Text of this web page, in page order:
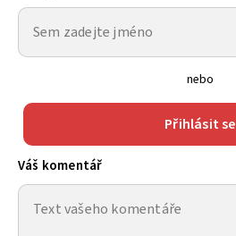
nebo
Přihlásit se
Váš komentář